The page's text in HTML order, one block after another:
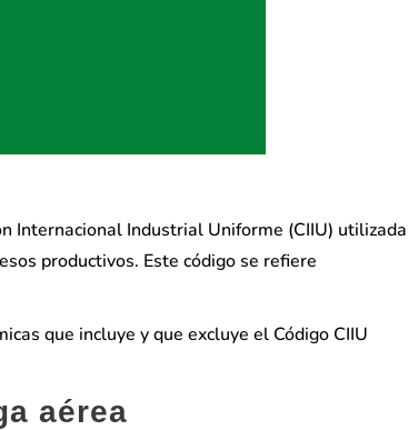
Internacional Industrial Uniforme (CIIU) utilizada
productivos. Este código se refiere
que incluye y que excluye el Código CIIU
aérea